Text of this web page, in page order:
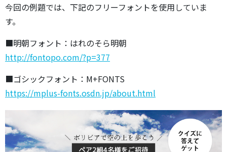
今回の例題では、下記のフリーフォントを使用していま
す。
■明朝フォント：はれのそら明朝
http://fontopo.com/?p=377
■ゴシックフォント：M+FONTS
https://mplus-fonts.osdn.jp/about.html